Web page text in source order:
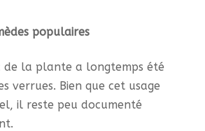
populaires
de la plante a longtemps été
verrues. Bien que cet usage
il reste peu documenté